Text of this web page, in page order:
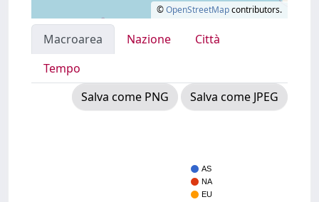
©OpenStreetMapcontributors.
Macroarea Nazione
Città
Tempo
Salva come PNG
Salva come JPEG
AS
NA
EU